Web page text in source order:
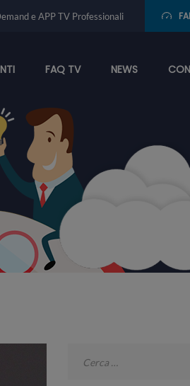
e APP TV Professionali
FAQ TV NEWS